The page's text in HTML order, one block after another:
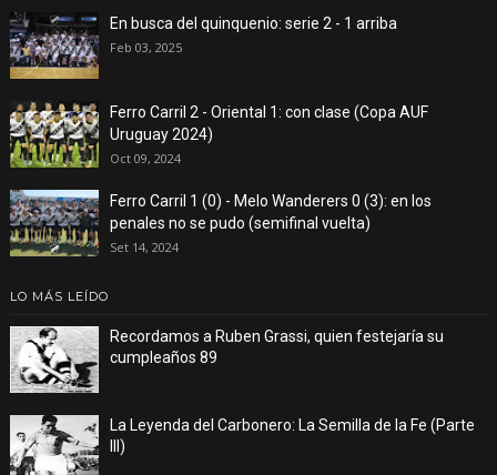
En busca del quinquenio: serie 2 - 1 arriba
Feb 03, 2025
Ferro Carril 2 - Oriental 1: con clase (Copa AUF
Uruguay 2024)
Oct 09, 2024
Ferro Carril 1 (0) - Melo Wanderers 0 (3): en los
penales no se pudo (semifinal vuelta)
Set 14, 2024
LO MÁS LEÍDO
Recordamos a Ruben Grassi, quien festejaría su
cumpleaños 89
La Leyenda del Carbonero: La Semilla de la Fe (Parte
III)